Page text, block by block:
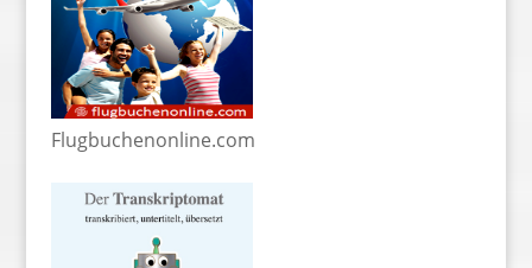
Flugbuchenonline.com